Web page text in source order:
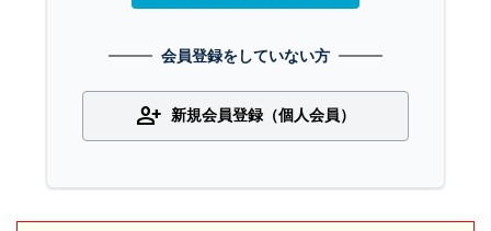
会員登録をしていない方
person_add 新規会員登録（個人会員）